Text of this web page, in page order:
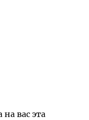
вас эта